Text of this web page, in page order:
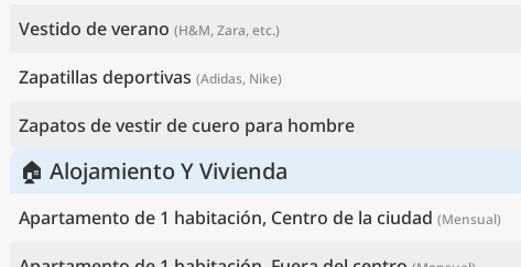
Vestido de verano (H&M, Zara, etc.)
Zapatillas deportivas (Adidas, Nike)
Zapatos de vestir de cuero para hombre
🏠 Alojamiento Y Vivienda
Apartamento de 1 habitación, Centro de la ciudad (Mensual)